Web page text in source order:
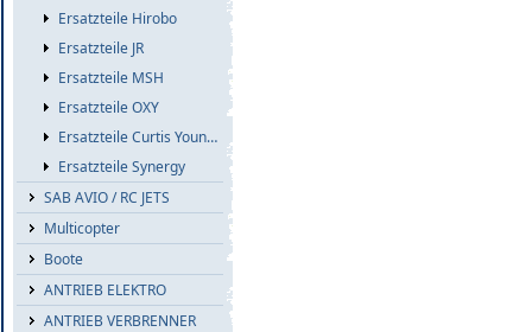
Ersatzteile Hirobo
Ersatzteile JR
Ersatzteile MSH
Ersatzteile OXY
Ersatzteile Curtis Youngblood
Ersatzteile Synergy
SAB AVIO / RC JETS
Multicopter
Boote
ANTRIEB ELEKTRO
ANTRIEB VERBRENNER